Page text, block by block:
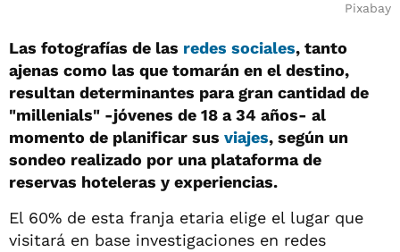
Pixabay
Las fotografías de las redes sociales, tanto
ajenas como las que tomarán en el destino,
resultan determinantes para gran cantidad de
"millenials" -jóvenes de 18 a 34 años- al
momento de planificar sus viajes, según un
sondeo realizado por una plataforma de
reservas hoteleras y experiencias.
El 60% de esta franja etaria elige el lugar que
visitará en base investigaciones en redes